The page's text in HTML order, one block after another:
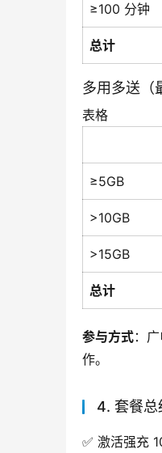
≥100 分钟
总计
多用多送（
表格
≥5GB
>10GB
>15GB
总计
参与方式：
作。
4. 套餐总
✅ 激活强充